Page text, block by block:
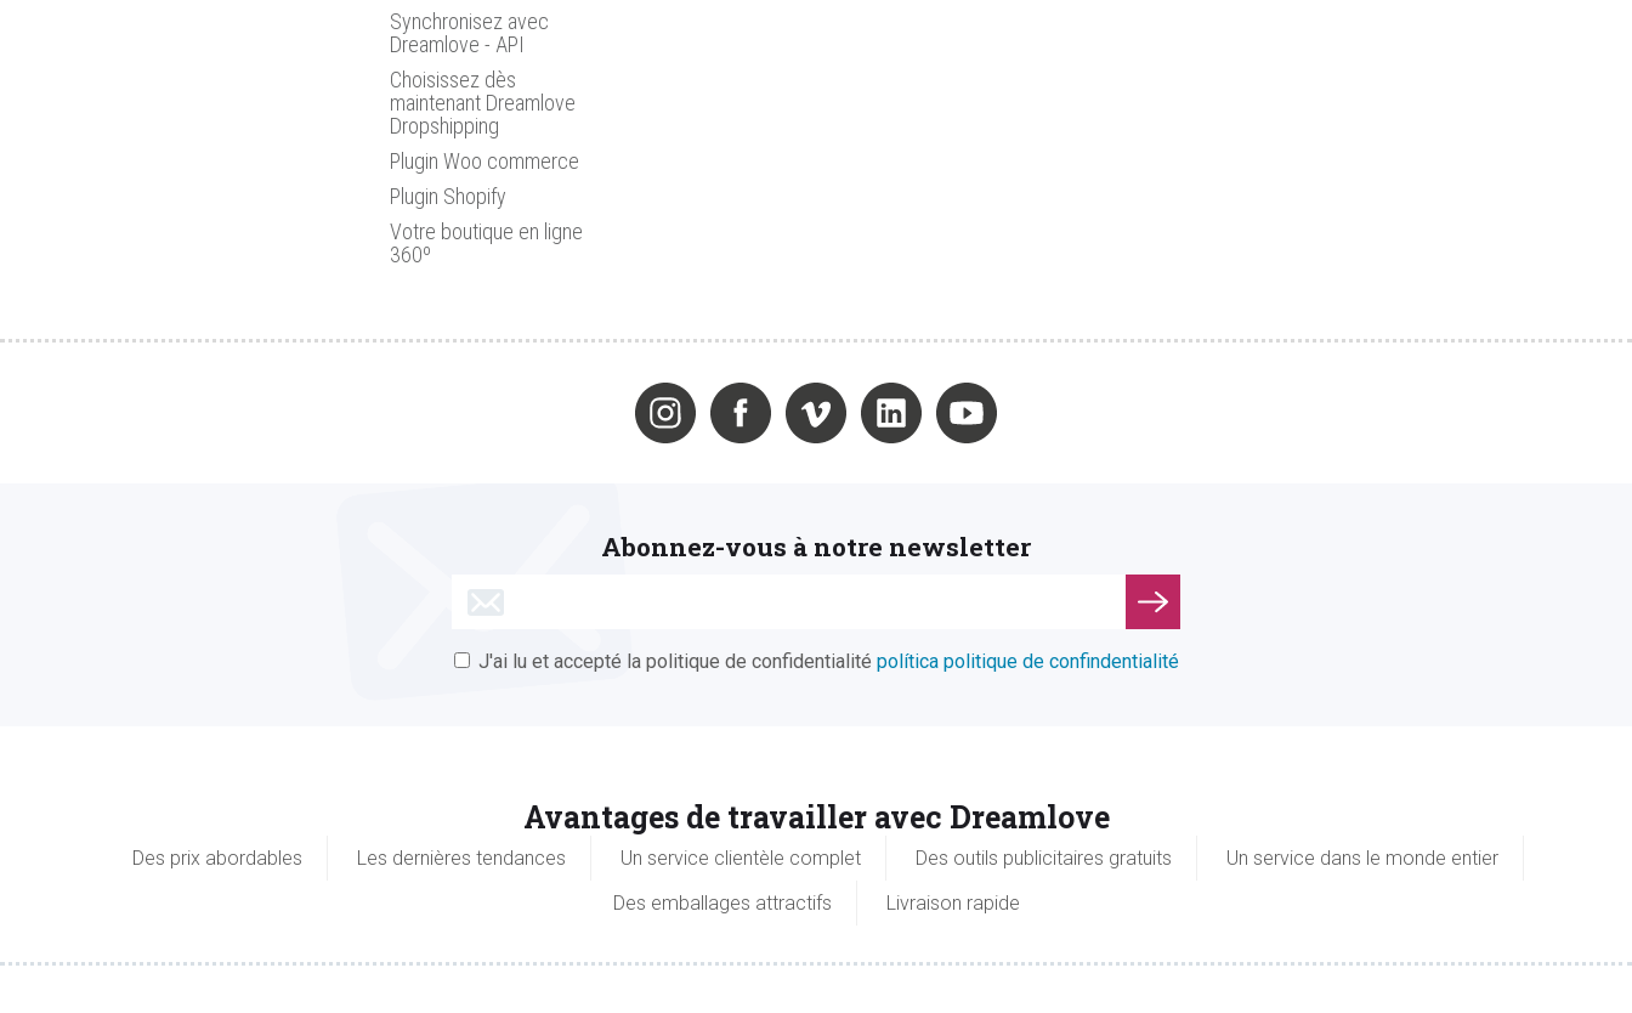
Synchronisez avec
Dreamlove - API
Choisissez dès
maintenant Dreamlove
Dropshipping
Plugin Woo commerce
Plugin Shopify
Votre boutique en ligne
360º
Abonnez-vous à notre newsletter
J'ai lu et accepté la politique de confidentialité política politique de confindentialité
Avantages de travailler avec Dreamlove
Des prix abordables Les dernières tendances Un service clientèle complet Des outils publicitaires gratuits
Un service dans le monde entier
Des emballages attractifs
Livraison rapide